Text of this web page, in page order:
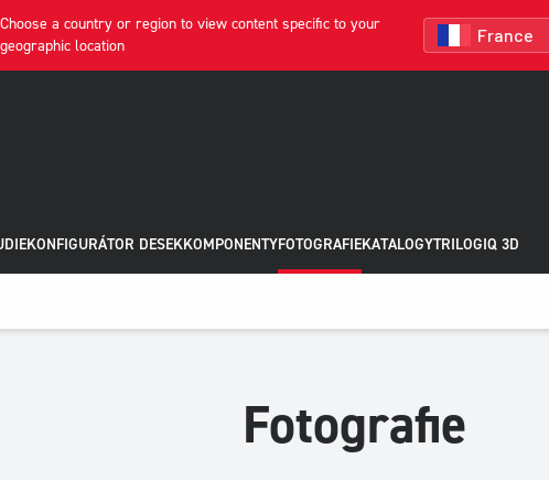
Choose a country or region to view content specific to your
geographic location
KONFIGURÁTOR DESEKKOMPONENTYFOTOGRAFIEKATALOGYTRILOGIQ 3D
Fotografie